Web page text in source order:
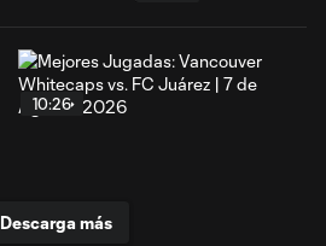
10:26
Descarga más